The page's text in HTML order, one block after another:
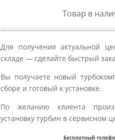
Товар в
Для получения актуальной
складе — сделайте быстрый
Вы получаете новый
сборе и готовый к установке.
По желанию клиента
установку турбин в сервисном